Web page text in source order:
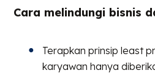
Cara melindungi bisnis
Terapkan prinsip least
karyawan hanya